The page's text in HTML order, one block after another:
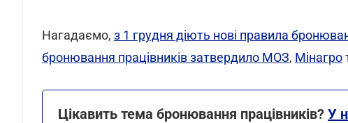
Нагадаємо, з 1 грудня діють нові правила
бронювання працівників затвердило МОЗ, Мінагро
Цікавить тема бронювання працівників? У